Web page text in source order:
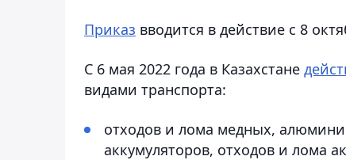
Приказ вводится в действие с 8
С 6 мая 2022 года в Казахстане
видами транспорта:
отходов и лома медных,
аккумуляторов, отходов и лома